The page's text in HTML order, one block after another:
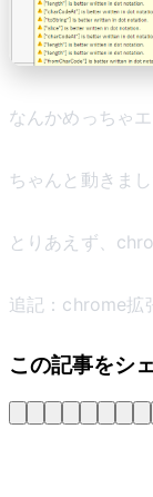
なんかめっちゃ
ちゃんと動きまし
とりあえず、
追記：chrome拡
この記事をシ